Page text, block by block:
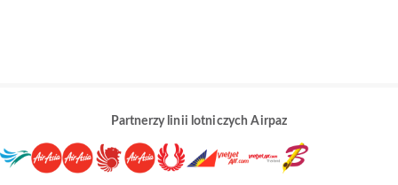
Partnerzy linii lotniczych Airpaz